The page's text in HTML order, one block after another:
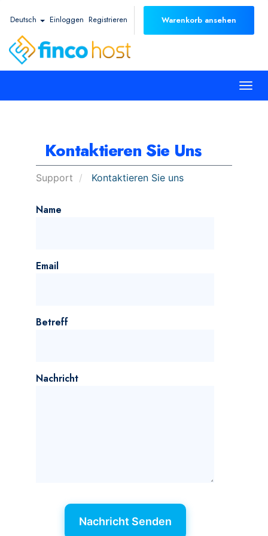
Deutsch Einloggen Registrieren Warenkorb ansehen
Kontaktieren Sie Uns
Support Kontaktieren Sie uns
Name
Email
Betreff
Nachricht
Nachricht Senden